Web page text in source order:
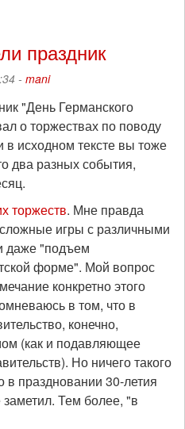
праздник
- mani
"День Германского
о торжествах по поводу
исходном тексте вы тоже
два разных события,
торжеств. Мне правда
игры с различными
даже "подъем
форме". Мой вопрос
конкретно этого
в том, что в
конечно,
(как и подавляющее
Но ничего такого
в праздновании 30-летия
Тем более, "в